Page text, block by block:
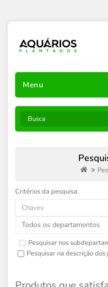
Menu
Critérios da pesquisa:
Todos os departamentos
Pesquisar nos
Pesquisar na descrição